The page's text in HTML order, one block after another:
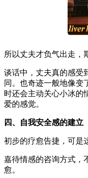
所以丈夫才负气出走，
谈话中，丈夫真的感受
同。也奇迹一般地像变
时还会主动关心小冰的
爱的感觉。
四、自我安全感的建立
初步的疗愈告捷，可是
嘉待情感的咨询方式，
愈。